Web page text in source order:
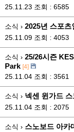
25.11.23 조회 : 6585
소식 › 2025년 스포
25.11.09 조회 : 4053
소식 › 25/26시즌
Park [4]
25.11.04 조회 : 3561
소식 › 넥센 윈가드
25.11.04 조회 : 2075
소식 › 스노보드 아카